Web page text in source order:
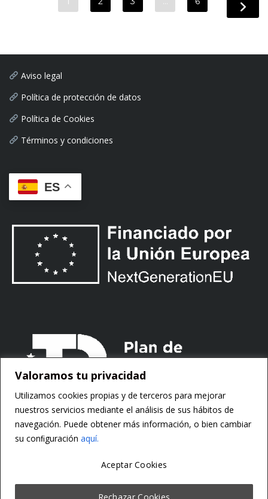
Valoramos tu privacidad
Utilizamos cookies propias y de terceros para mejorar
nuestros servicios mediante el análisis de sus hábitos de
navegación. Puede obtener más información, o bien cambiar
su conﬁguración aquí.
Rechazar Cookies
Aceptar Cookies
Aviso legal
Política de protección de datos
Política de Cookies
Términos y condiciones
ES